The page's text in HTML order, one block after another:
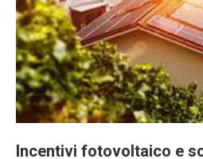
Incentivi fotovoltaico e